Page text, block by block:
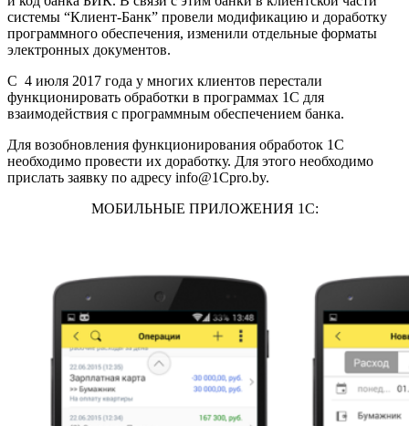
системы “Клиент-Банк” провели модификацию и доработку
программного обеспечения, изменили отдельные форматы
электронных документов.
С 4 июля 2017 года у многих клиентов перестали
функционировать обработки в программах 1С для
взаимодействия с программным обеспечением банка.
Для возобновления функционирования обработок 1С
необходимо провести их доработку. Для этого необходимо
прислать заявку по адресу info@1Cpro.by.
МОБИЛЬНЫЕ ПРИЛОЖЕНИЯ 1С: